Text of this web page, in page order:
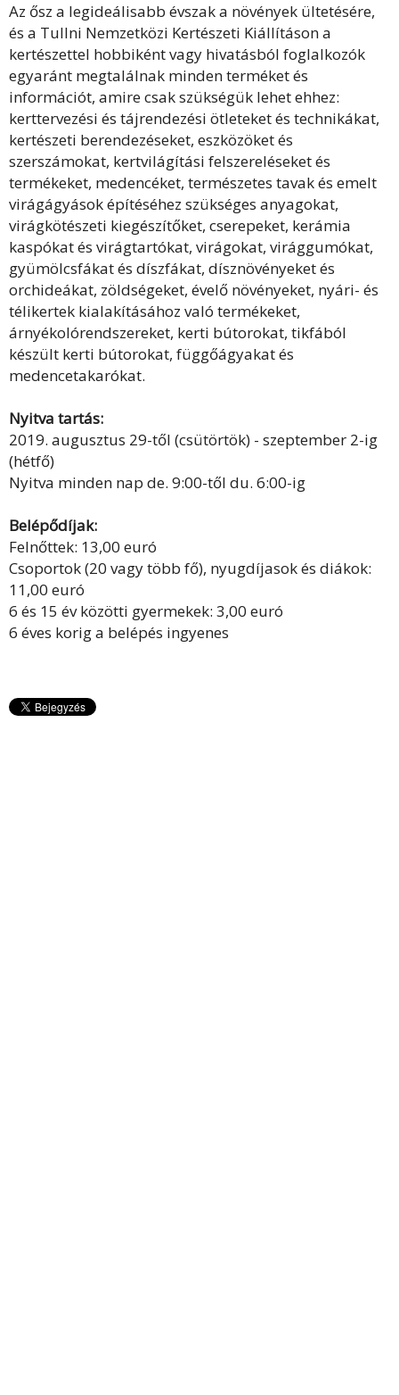
Az ősz a legideálisabb évszak a növények ültetésére,
és a Tullni Nemzetközi Kertészeti Kiállításon a
kertészettel hobbiként vagy hivatásból foglalkozók
egyaránt megtalálnak minden terméket és
információt, amire csak szükségük lehet ehhez:
kerttervezési és tájrendezési ötleteket és technikákat,
kertészeti berendezéseket, eszközöket és
szerszámokat, kertvilágítási felszereléseket és
termékeket, medencéket, természetes tavak és emelt
virágágyások építéséhez szükséges anyagokat,
virágkötészeti kiegészítőket, cserepeket, kerámia
kaspókat és virágtartókat, virágokat, virággumókat,
gyümölcsfákat és díszfákat, dísznövényeket és
orchideákat, zöldségeket, évelő növényeket, nyári- és
télikertek kialakításához való termékeket,
árnyékolórendszereket, kerti bútorokat, tikfából
készült kerti bútorokat, függőágyakat és
medencetakarókat.
Nyitva tartás:
2019. augusztus 29-től (csütörtök) - szeptember 2-ig
(hétfő)
Nyitva minden nap de. 9:00-től du. 6:00-ig
Belépődíjak:
Felnőttek: 13,00 euró
Csoportok (20 vagy több fő), nyugdíjasok és diákok:
11,00 euró
6 és 15 év közötti gyermekek: 3,00 euró
6 éves korig a belépés ingyenes